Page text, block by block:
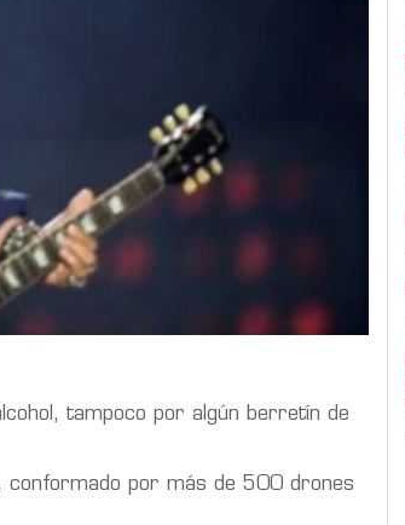
tampoco por algún berretín de
conformado por más de 500 drones